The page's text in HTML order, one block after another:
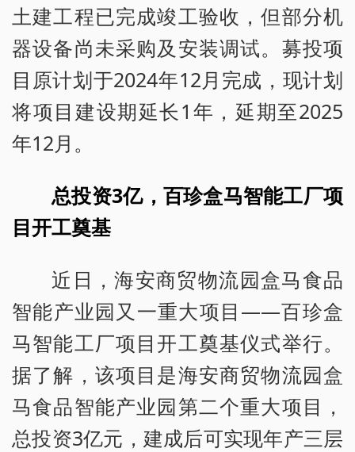
土建工程已完成竣工验收，但部分机
器设备尚未采购及安装调试。募投项
目原计划于2024年12月完成，现计划
将项目建设期延长1年，延期至2025
年12月。
总投资3亿，百珍盒马智能工厂项
目开工奠基
近日，海安商贸物流园盒马食品
智能产业园又一重大项目——百珍盒
马智能工厂项目开工奠基仪式举行。
据了解，该项目是海安商贸物流园盒
马食品智能产业园第二个重大项目，
总投资3亿元，建成后可实现年产三层